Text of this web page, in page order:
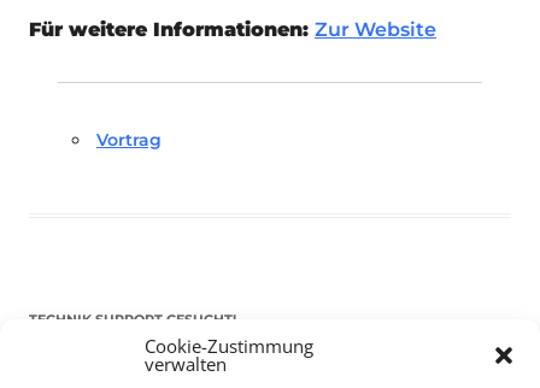
Cookie-Zustimmung
verwalten
Für weitere Informationen: Zur Website
Vortrag
TECHNIK SUPPORT GESUCHT!
Das Kulturparkett freut sich stets über